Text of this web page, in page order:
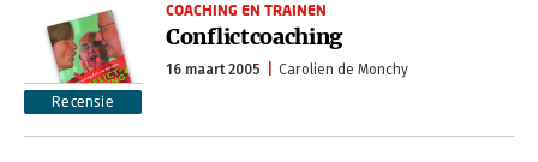
Recensie
COACHING EN TRAINEN
Conflictcoaching
16 maart 2005 Carolien de Monchy